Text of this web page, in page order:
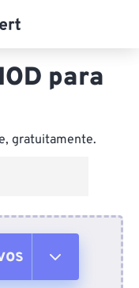
para
gratuitamente.